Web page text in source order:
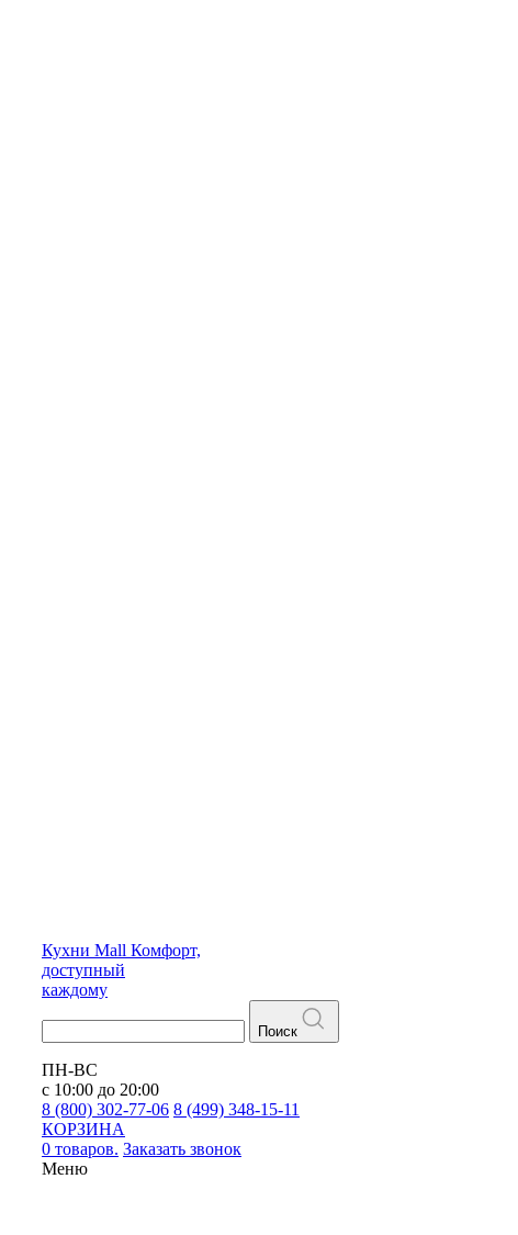
Кухни Mall Комфорт,
доступный
каждому
Поиск
ПН-ВС
с 10:00 до 20:00
8 (800) 302-77-06 8 (499) 348-15-11
КОРЗИНА
0 товаров. Заказать звонок
Меню